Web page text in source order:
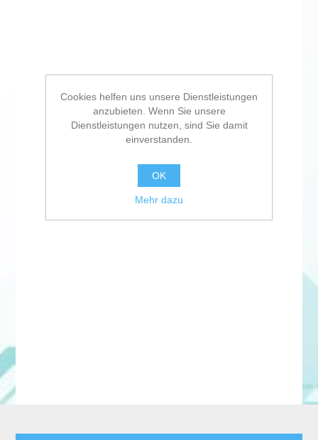
Cookies helfen uns unsere Dienstleistungen
anzubieten. Wenn Sie unsere
Dienstleistungen nutzen, sind Sie damit
einverstanden.
OK
Mehr dazu